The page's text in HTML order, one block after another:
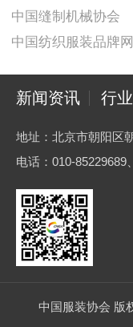
中国缝制机械协会
中国纺织服装品牌网
新闻资讯 行
地址：北京市朝阳区
电话：010-85229689
中国服装协会 版